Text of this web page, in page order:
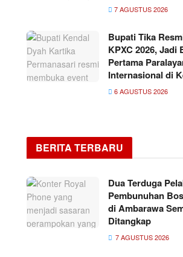
7 AGUSTUS 2026
Bupati Tika
KPXC 2026, Jadi
Pertama
Internasional di
6 AGUSTUS 2026
BERITA TERBARU
Dua Terduga
Pembunuhan
di Ambarawa
Ditangkap
7 AGUSTUS 2026